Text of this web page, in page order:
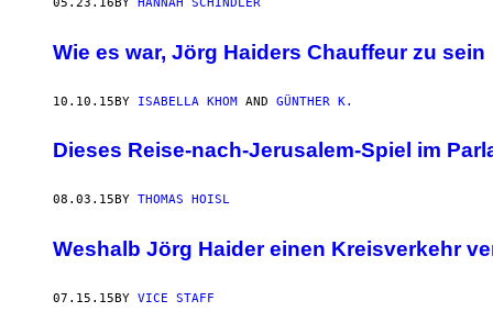
Wie es war, Jörg Haiders Chauffeur zu sein
10.10.15BY ISABELLA KHOM AND GÜNTHER K.
Dieses Reise-nach-Jerusalem-Spiel im
08.03.15 BY THOMAS HOISL
Weshalb Jörg Haider einen Kreisverkehr
07.15.15BY VICE STAFF